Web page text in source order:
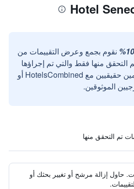
نقوم بجمع وعرض التقييمات من
التحقق منها فقط والتي تم إجراؤها
بواسطة مستخدمين حقيقيين مع HotelsCombined أو
الموثوقين.
حاول إزالة مرشح أو تغيير بحثك أو